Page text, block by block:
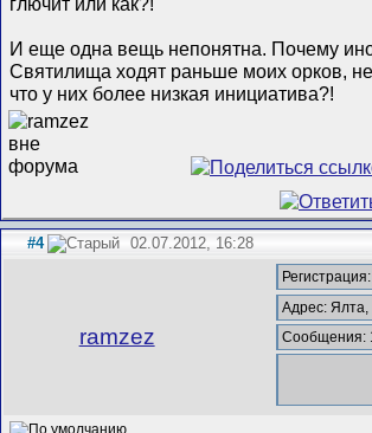
И еще одна вещь непонятна. Почему
Святилища ходят раньше моих орков,
что у них более низкая инициатива?!
#4 02.07.2012, 16:28
ramzez
Адрес:
Сообщения: